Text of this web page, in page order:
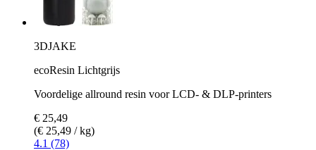
3DJAKE
ecoResin Lichtgrijs
Voordelige allround resin voor LCD- & DLP-printers
€ 25,49
(€ 25,49 / kg)
4.1 (78)